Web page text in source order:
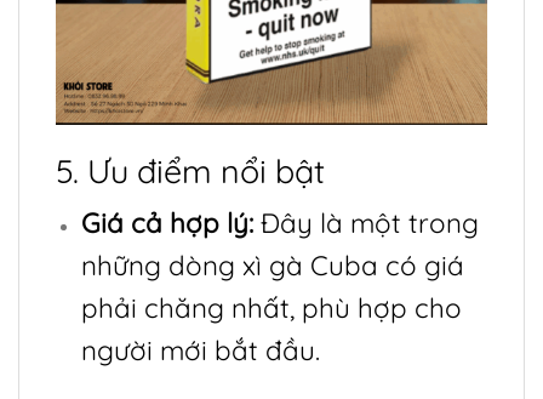
5. Ưu điểm nổi bật
Giá cả hợp lý:Đây là một trong
những dòng xì gà Cuba có giá
phải chăng nhất, phù hợp cho
người mới bắt đầu.